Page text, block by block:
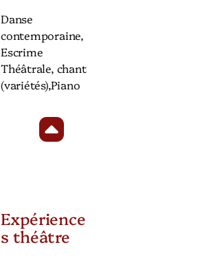
Danse
contemporaine,
Escrime
Théâtrale, chant
(variétés),Piano
Expérience
s théâtre